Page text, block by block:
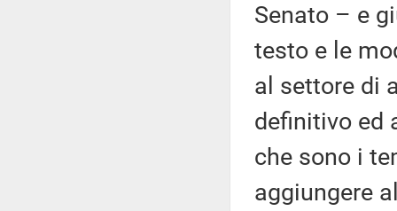
Senato – e
testo e le
al settore di
definitivo ed
che sono i
aggiungere